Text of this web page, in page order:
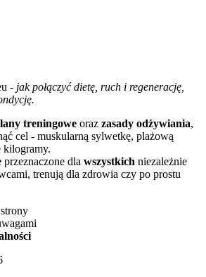
- jak połączyć dietę, ruch i regenerację,
treningowe oraz zasady odżywiania,
cel - muskularną sylwetkę, plażową
kilogramy.
przeznaczone dla wszystkich niezależnie
trenują dla zdrowia czy po prostu